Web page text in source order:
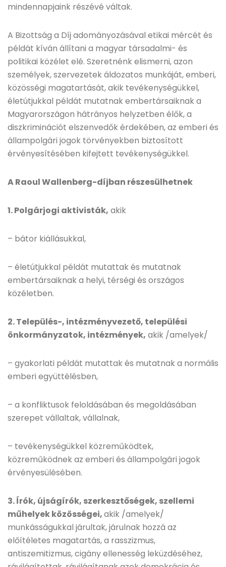
mindennapjaink részévé váltak.
A Bizottság a Díj adományozásával etikai mércét és
példát kíván állítani a magyar társadalmi- és
politikai közélet elé. Szeretnénk elismerni, azon
személyek, szervezetek áldozatos munkáját, emberi,
közösségi magatartását, akik tevékenységükkel,
életútjukkal példát mutatnak embertársaiknak a
Magyarországon hátrányos helyzetben élők, a
diszkriminációt elszenvedők érdekében, az emberi és
állampolgári jogok törvényekben biztosított
érvényesítésében kifejtett tevékenységükkel.
A Raoul Wallenberg-díjban részesülhetnek
1. Polgárjogi aktivisták, akik
– bátor kiállásukkal,
– életútjukkal példát mutattak és mutatnak
embertársaiknak a helyi, térségi és országos
közéletben.
2. Település-, intézményvezető, települési
önkormányzatok, intézmények, akik /amelyek/
– gyakorlati példát mutattak és mutatnak a normális
emberi együttélésben,
– a konfliktusok feloldásában és megoldásában
szerepet vállaltak, vállalnak,
– tevékenységükkel közreműködtek,
közreműködnek az emberi és állampolgári jogok
érvényesülésében.
3. Írók, újságírók, szerkesztőségek, szellemi
műhelyek közösségei,akik /amelyek/
munkásságukkal járultak, járulnak hozzá az
előítéletes magatartás, a rasszizmus,
antiszemitizmus, cigány ellenesség leküzdéséhez,